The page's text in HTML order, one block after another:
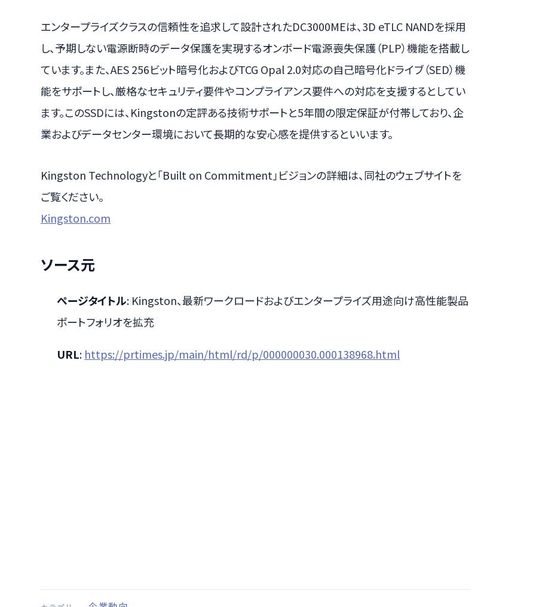
エンタープライズクラスの信頼性を追求して設計されたDC3000MEは、3D eTLC NANDを採用
し、予期しない電源断時のデータ保護を実現するオンボード電源喪失保護（PLP）機能を搭載し
ています。また、AES 256ビット暗号化およびTCG Opal 2.0対応の自己暗号化ドライブ（SED）機
能をサポートし、厳格なセキュリティ要件やコンプライアンス要件への対応を支援するとしてい
ます。このSSDには、Kingstonの定評ある技術サポートと5年間の限定保証が付帯しており、企
業およびデータセンター環境において長期的な安心感を提供するといいます。
Kingston Technologyと「Built on Commitment」ビジョンの詳細は、同社のウェブサイトを
ご覧ください。
Kingston.com
ソース元
ページタイトル: Kingston、最新ワークロードおよびエンタープライズ用途向け高性能製品
ポートフォリオを拡充
URL: https://prtimes.jp/main/html/rd/p/000000030.000138968.html